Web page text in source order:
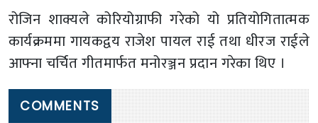
रोजिन शाक्यले कोरियोग्राफी गरेको यो प्रतियोगितात्मक
कार्यक्रममा गायकद्वय राजेश पायल राई तथा धीरज राईले
आफ्ना चर्चित गीतमार्फत मनोरञ्जन प्रदान गरेका थिए ।
COMMENTS